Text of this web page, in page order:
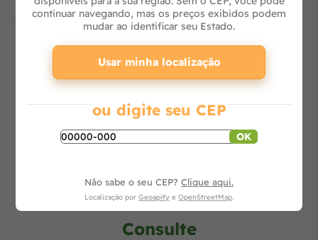
20% OFF
Consulte
continuar navegando, mas os preços exibidos podem
mudar ao identificar seu Estado.
Usar minha localização
ou digite seu CEP
OK
Não sabe o seu CEP? Clique aqui.
Localização por Geoapify e OpenStreetMap